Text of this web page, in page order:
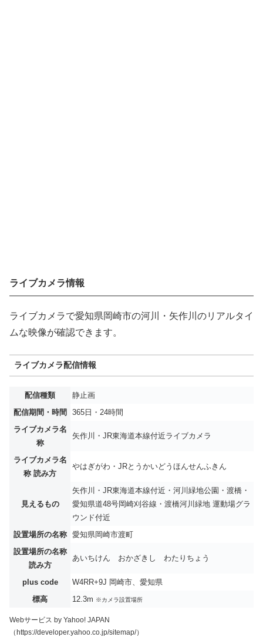
ライブカメラ情報
ライブカメラで愛知県岡崎市の河川・矢作川のリアルタイ
ムな映像が確認できます。
ライブカメラ配信情報
配信種類
静止画
配信期間・時間
365日・24時間
ライブカメラ名
称
矢作川・JR東海道本線付近ライブカメラ
ライブカメラ名
称 読み方
やはぎがわ・JRとうかいどうほんせんふきん
見えるもの
矢作川・JR東海道本線付近・河川緑地公園・渡橋・
愛知県道48号岡崎刈谷線・渡橋河川緑地 運動場グラ
ウンド付近
設置場所の名称
愛知県岡崎市渡町
設置場所の名称
読み方
あいちけん おかざきし わたりちょう
plus code
W4RR+9J 岡崎市、愛知県
標高
12.3m ※カメラ設置場所
Webサービス by Yahoo! JAPAN
（https://developer.yahoo.co.jp/sitemap/）